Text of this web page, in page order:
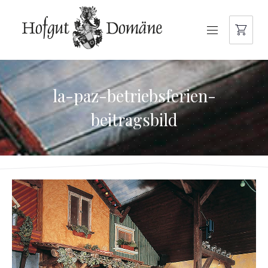
NAVIGATION
la-paz-betriebsferien-
beitragsbild